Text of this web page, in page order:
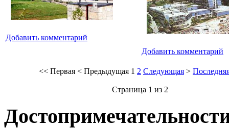
Добавить комментарий
Добавить комментарий
<< Первая < Предыдущая 1 2 Следующая >
Страница 1 из 2